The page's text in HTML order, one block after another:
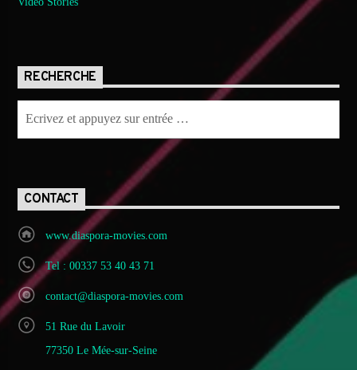
RECHERCHE
CONTACT
www.diaspora-movies.com
Tel : 00337 53 40 43 71
contact@diaspora-movies.com
51 Rue du Lavoir
77350 Le Mée-sur-Seine